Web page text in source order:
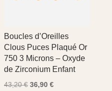
Boucles d’Oreilles
Clous Puces Plaqué Or
750 3 Microns – Oxyde
de Zirconium Enfant
43,20€ Le
36,90€Le